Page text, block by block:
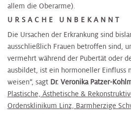
allem die Oberarme).
URSACHE UNBEKANNT
Die Ursachen der Erkrankung sind
ausschließlich Frauen betroffen sind,
vermehrt während der Pubertät oder
ausbildet, ist ein hormoneller Einfluss
weisen“, sagt Dr. Veronika Patzer-
Plastische, Ästhetische &
Ordensklinikum Linz, Barmherzige